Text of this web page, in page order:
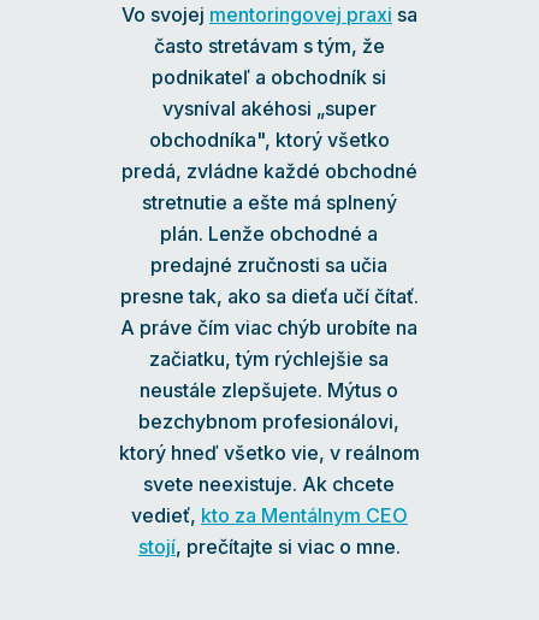
Vo svojej mentoringovej praxi sa
často stretávam s tým, že
podnikateľ a obchodník si
vysníval akéhosi „super
obchodníka", ktorý všetko
predá, zvládne každé obchodné
stretnutie a ešte má splnený
plán. Lenže obchodné a
predajné zručnosti sa učia
presne tak, ako sa dieťa učí čítať.
A práve čím viac chýb urobíte na
začiatku, tým rýchlejšie sa
neustále zlepšujete. Mýtus o
bezchybnom profesionálovi,
ktorý hneď všetko vie, v reálnom
svete neexistuje. Ak chcete
vedieť, kto za Mentálnym CEO
stojí, prečítajte si viac o mne.